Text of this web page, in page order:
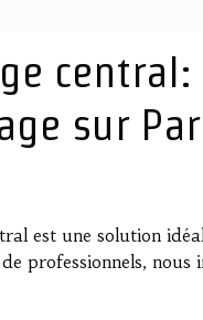
sur
est une solution
professionnels,